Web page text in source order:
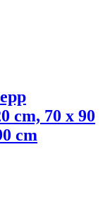
cm, 70 x 90
cm